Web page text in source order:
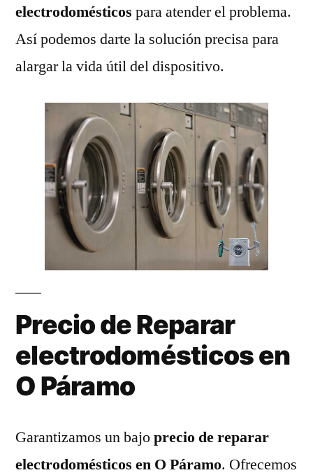
electrodomésticos para atender el problema.
Así podemos darte la solución precisa para
alargar la vida útil del dispositivo.
Precio de Reparar
electrodomésticos en
O Páramo
Garantizamos un bajoprecio de reparar
electrodomésticos en O Páramo. Ofrecemos